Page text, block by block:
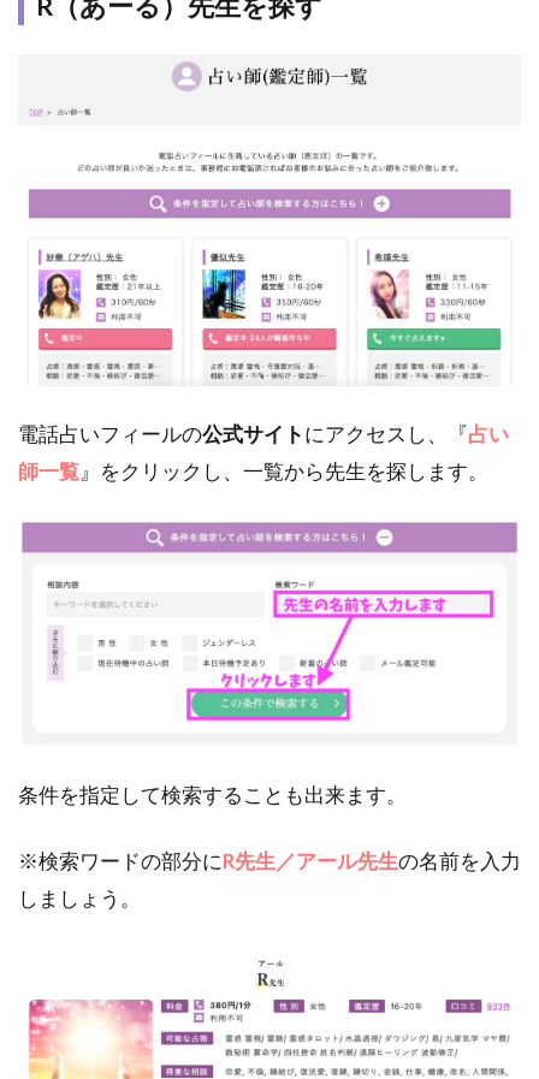
電話占いフィールの公式サイトにアクセスし、『占い
師一覧』をクリックし、一覧から先生を探します。
条件を指定して検索することも出来ます。
※検索ワードの部分にR先生／アール先生の名前を入力
しましょう。